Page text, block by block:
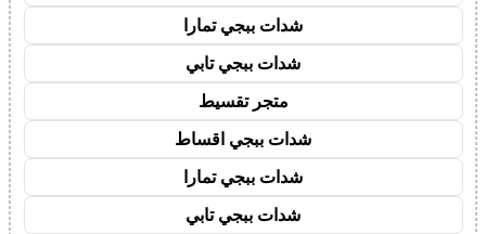
شدات ببجي تمارا
شدات ببجي تابي
متجر تقسيط
شدات ببجي اقساط
شدات ببجي تمارا
شدات ببجي تابي